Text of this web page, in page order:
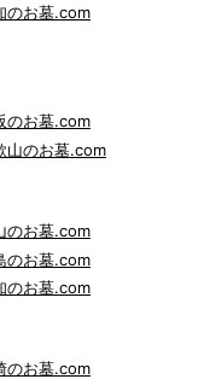
のお墓.com
のお墓.com
山のお墓.com
のお墓.com
のお墓.com
のお墓.com
のお墓.com